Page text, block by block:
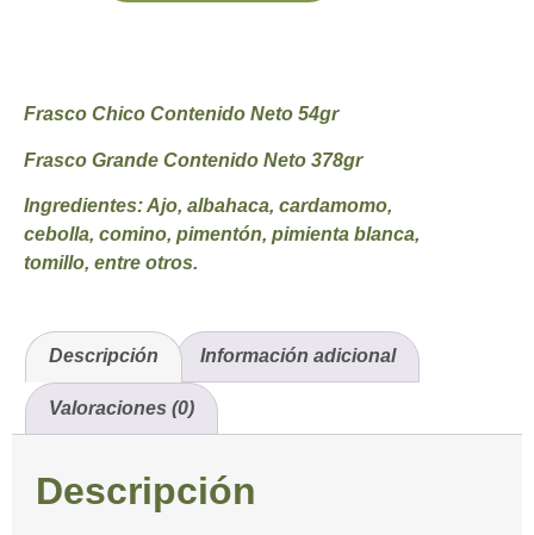
Frasco Chico Contenido Neto 54gr
Frasco Grande Contenido Neto 378gr
Ingredientes:Ajo, albahaca, cardamomo,
cebolla, comino, pimentón, pimienta blanca,
tomillo, entre otros.
Descripción Información adicional
Valoraciones (0)
Descripción